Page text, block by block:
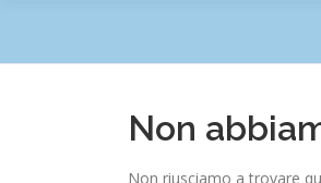
Non
Non riusciamo a trovare